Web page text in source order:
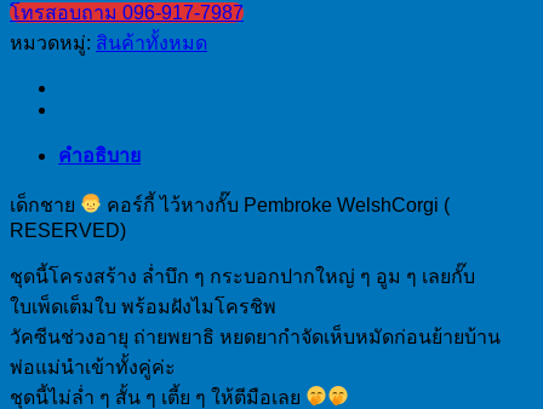
โทรสอบถาม 096-917-7987
หมวดหมู่: สินค้าทั้งหมด
คำอธิบาย
เด็กชาย
คอร์กี้ ไว้หางกั๊บ Pembroke WelshCorgi (
RESERVED)
ชุดนี้โครงสร้าง ล่ำบึก ๆ กระบอกปากใหญ่ ๆ อูม ๆ เลยกั๊บ
ใบเพ็ดเต็มใบ พร้อมฝังไมโครชิพ
วัคซีนช่วงอายุ ถ่ายพยาธิ หยดยากำจัดเห็บหมัดก่อนย้ายบ้าน
พ่อแม่นำเข้าทั้งคู่ค่ะ
ชุดนี้ไม่ล่ำ ๆ สั้น ๆ เตี้ย ๆ ให้ตีมือเลย